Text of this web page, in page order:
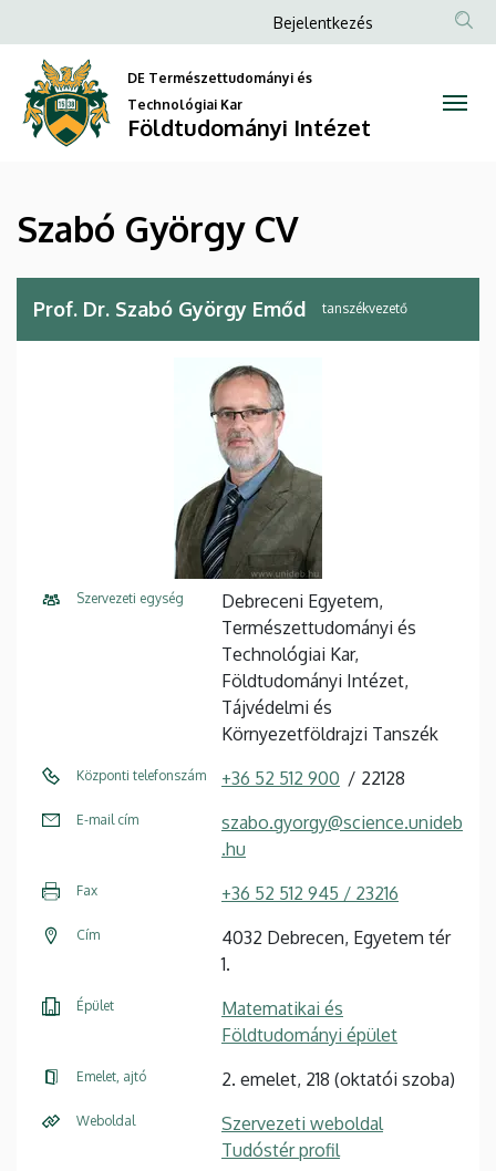
György
CV
Földtudományi
Intézet
a
tartalomra
Anonim
fiók
menüje
Bejelentkezés
DE Természettudományi és
Technológiai Kar
Földtudományi Intézet
Szabó György CV
Prof. Dr. Szabó György Emőd tanszékvezető
Szervezeti egység
Debreceni Egyetem,
Természettudományi és
Technológiai Kar,
Földtudományi Intézet,
Tájvédelmi és
Környezetföldrajzi Tanszék
Központi telefonszám +36 52 512 900 22128
E-mail cím
szabo.gyorgy@science.unideb
.hu
Fax +36 52 512 945 / 23216
Cím
4032 Debrecen, Egyetem tér
1.
Épület
Matematikai és
Földtudományi épület
Emelet, ajtó 2. emelet, 218 (oktatói szoba)
Weboldal
Szervezeti weboldal
Tudóstér profil